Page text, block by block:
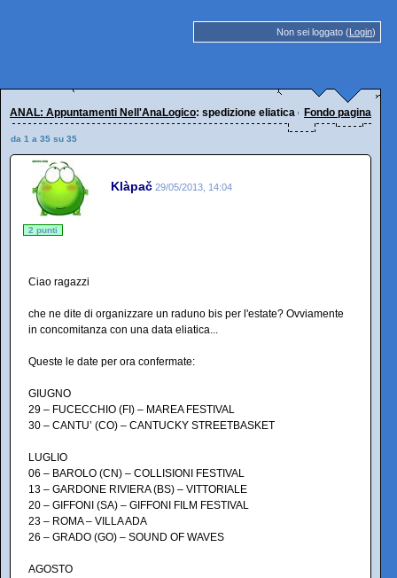
Non sei loggato (Login)
ANAL: Appuntamenti Nell'AnaLogico: spedizione eliatica estiva: dove e
Fondo pagina
da 1 a 35 su 35
Klàpač 29/05/2013, 14:04
2 punti
Ciao ragazzi
che ne dite di organizzare un raduno bis per l'estate? Ovviamente
in concomitanza con una data eliatica...
Queste le date per ora confermate:
GIUGNO
29 – FUCECCHIO (FI) – MAREA FESTIVAL
30 – CANTU’ (CO) – CANTUCKY STREETBASKET
LUGLIO
06 – BAROLO (CN) – COLLISIONI FESTIVAL
13 – GARDONE RIVIERA (BS) – VITTORIALE
20 – GIFFONI (SA) – GIFFONI FILM FESTIVAL
23 – ROMA – VILLA ADA
26 – GRADO (GO) – SOUND OF WAVES
AGOSTO